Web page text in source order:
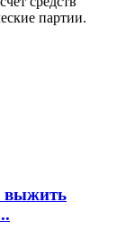
партии.
выжить